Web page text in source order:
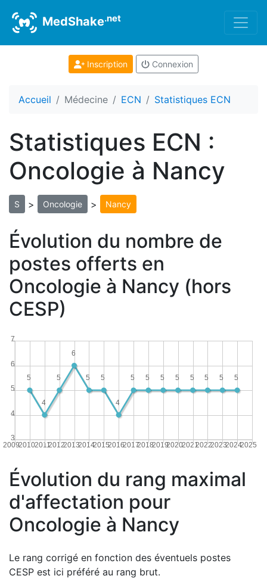
MedShake.net
Inscription Connexion
Accueil Médecine ECN Statistiques ECN
Statistiques ECN :
Oncologie à Nancy
S > Oncologie > Nancy
Évolution du nombre de
postes offerts en
Oncologie à Nancy (hors
CESP)
20092010201120122013201420152016201720182019202020212022202320242025
3
4
5
6
7
5
5
5
5
5
5
5
5
4
5
5
6
5
4
5
Évolution du rang maximal
d'affectation pour
Oncologie à Nancy
Le rang corrigé en fonction des éventuels postes
CESP est ici préféré au rang brut.